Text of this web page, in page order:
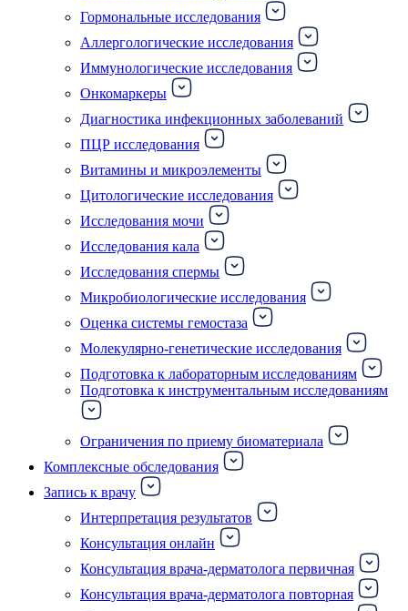
Гормональные исследования
Аллергологические исследования
Иммунологические исследования
Онкомаркеры
Диагностика инфекционных заболеваний
ПЦР исследования
Витамины и микроэлементы
Цитологические исследования
Исследования мочи
Исследования кала
Исследования спермы
Микробиологические исследования
Оценка системы гемостаза
Молекулярно-генетические исследования
Подготовка к лабораторным исследованиям
Подготовка к инструментальным исследованиям
Ограничения по приему биоматериала
Комплексные обследования
Запись к врачу
Интерпретация результатов
Консультация онлайн
Консультация врача-дерматолога первичная
Консультация врача-дерматолога повторная